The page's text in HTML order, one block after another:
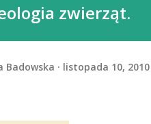
zwierząt.
Badowska listopada 10, 2010